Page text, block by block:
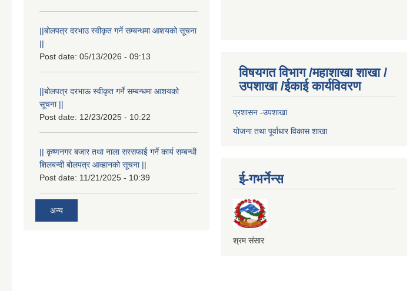
||बोलपत्र दरभाउ स्वीकृत गर्ने सम्बन्धमा आशयको सूचना
||
Post date: 05/13/2026 - 09:13
||बोलपत्र दरभाऊ स्वीकृत गर्ने सम्बन्धमा आशयको
सूचना ||
Post date: 12/23/2025 - 10:22
|| कृष्णनगर बजार तथा नाला सरसफाई गर्ने कार्य सम्बन्धी
शिलबन्दी बोलपत्र आव्हानको सूचना ||
Post date: 11/21/2025 - 10:39
अन्य
विषयगत विभाग /महाशाखा शाखा /
उपशाखा /ईकाई कार्यविवरण
प्रशासन -उपशाखा
योजना तथा पूर्वाधार विकास शाखा
ई-गभर्नेन्स
श्रम संसार